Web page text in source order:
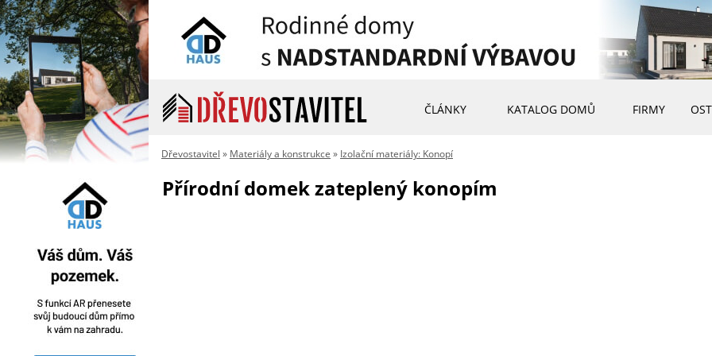
ČLÁNKY KATALOG DOMŮ FIRMY
Dřevostavitel » Materiály a konstrukce » Izolační materiály: Konopí
Přírodní domek zateplený konopím